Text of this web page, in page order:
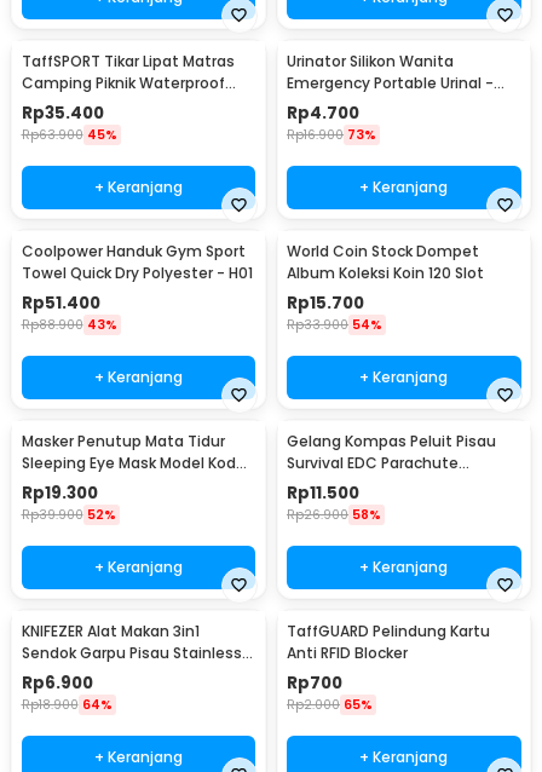
TaffSPORT Tikar Lipat Matras
Camping Piknik Waterproof
Mat 1.4x1.52M - FS-007
Rp35.400
Rp63.900 45%
+ Keranjang
Urinator Silikon Wanita
Emergency Portable Urinal -
XBQ
Rp4.700
Rp16.900 73%
+ Keranjang
Coolpower Handuk Gym Sport
Towel Quick Dry Polyester - H01
Rp51.400
Rp88.900 43%
+ Keranjang
World Coin Stock Dompet
Album Koleksi Koin 120 Slot
Rp15.700
Rp33.900 54%
+ Keranjang
Masker Penutup Mata Tidur
Sleeping Eye Mask Model Kodok
- LC30
Rp19.300
Rp39.900 52%
+ Keranjang
Gelang Kompas Peluit Pisau
Survival EDC Parachute
Bracelet - B002-6
Rp11.500
Rp26.900 58%
+ Keranjang
KNIFEZER Alat Makan 3in1
Sendok Garpu Pisau Stainless
Travel 20cm - HG1514
Rp6.900
Rp18.900 64%
+ Keranjang
TaffGUARD Pelindung Kartu
Anti RFID Blocker
Rp700
Rp2.000 65%
+ Keranjang